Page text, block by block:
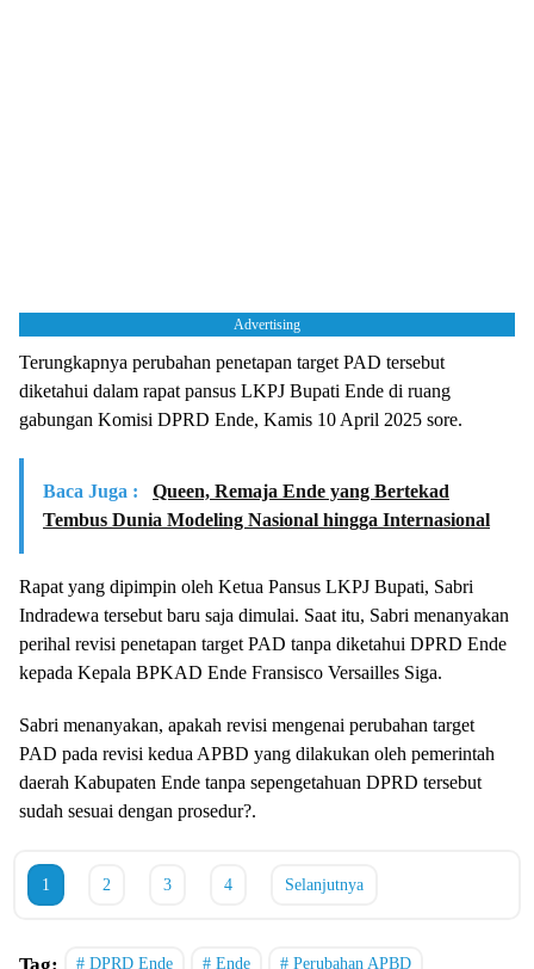
Advertising
Terungkapnya perubahan penetapan target PAD tersebut
diketahui dalam rapat pansus LKPJ Bupati Ende di ruang
gabungan Komisi DPRD Ende, Kamis 10 April 2025 sore.
Baca Juga :
Queen, Remaja Ende yang Bertekad
Tembus Dunia Modeling Nasional hingga Internasional
Rapat yang dipimpin oleh Ketua Pansus LKPJ Bupati, Sabri
Indradewa tersebut baru saja dimulai. Saat itu, Sabri menanyakan
perihal revisi penetapan target PAD tanpa diketahui DPRD Ende
kepada Kepala BPKAD Ende Fransisco Versailles Siga.
Sabri menanyakan, apakah revisi mengenai perubahan target
PAD pada revisi kedua APBD yang dilakukan oleh pemerintah
daerah Kabupaten Ende tanpa sepengetahuan DPRD tersebut
sudah sesuai dengan prosedur?.
1 2 3 4 Selanjutnya
Tag: DPRD Ende Ende Perubahan APBD